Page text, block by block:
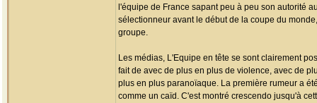
l'équipe de France sapant peu à peu son autorité
sélectionneur avant le début de la coupe du
groupe.
Les médias, L'Equipe en tête se sont clairement
fait de avec de plus en plus de violence, avec de
plus en plus paranoïaque. La première rumeur a
comme un caïd. C'est montré crescendo jusqu'à